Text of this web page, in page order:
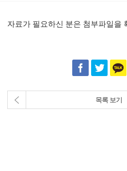
자료가 필요하신 분은 첨부파일을
목록 보기